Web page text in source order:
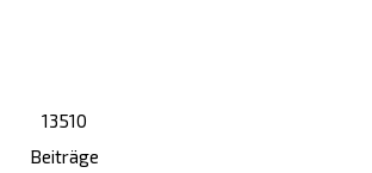
13510
Beiträge